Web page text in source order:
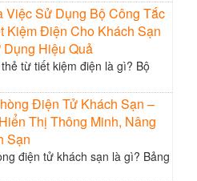
Việc Sử Dụng Bộ Công Tắc
Kiệm Điện Cho Khách Sạn
Hiệu Quả
từ tiết kiệm điện là gì? Bộ
Điện Tử Khách Sạn –
Thị Thông Minh, Nâng
Sạn
điện tử khách sạn là gì? Bảng